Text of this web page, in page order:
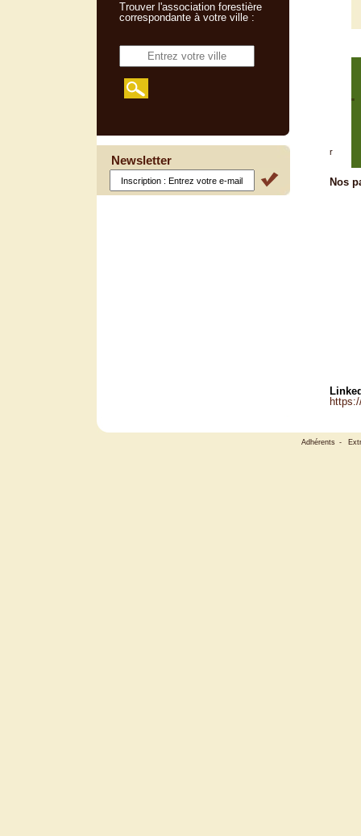
"
r
Nos
Trouver l'association forestière
correspondante à votre ville :
Newsletter
Adhérents -